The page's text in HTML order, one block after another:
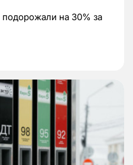
на 30% за